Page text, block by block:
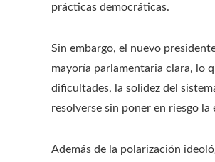
prácticas democráticas.
Sin embargo, el nuevo
mayoría parlamentaria clara, lo
dificultades, la solidez del
resolverse sin poner en riesgo la
Además de la polarización